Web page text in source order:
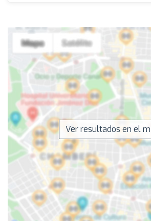
Ver resultados en el